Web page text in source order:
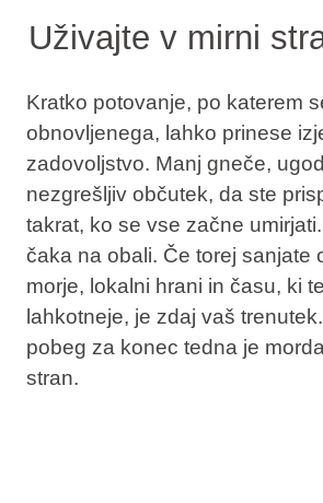
Uživajte v mirni
Kratko potovanje, po katerem
obnovljenega, lahko prinese
zadovoljstvo. Manj gneče,
nezgrešljiv občutek, da ste
takrat, ko se vse začne
čaka na obali. Če torej sanjate
morje, lokalni hrani in času, ki
lahkotneje, je zdaj vaš
pobeg za konec tedna je
stran.